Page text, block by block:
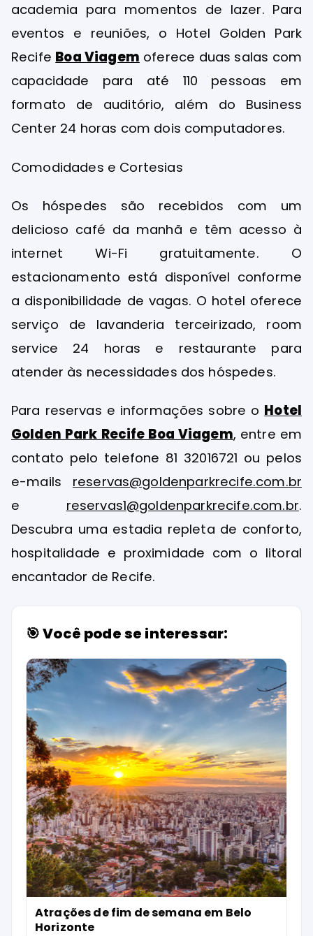
academia para momentos de lazer. Para
eventos e reuniões, o Hotel Golden Park
Recife Boa Viagem oferece duas salas com
capacidade para até 110 pessoas em
formato de auditório, além do Business
Center 24 horas com dois computadores.
Comodidades e Cortesias
Os hóspedes são recebidos com um
delicioso café da manhã e têm acesso à
internet Wi-Fi gratuitamente. O
estacionamento está disponível conforme
a disponibilidade de vagas. O hotel oferece
serviço de lavanderia terceirizado, room
service 24 horas e restaurante para
atender às necessidades dos hóspedes.
Para reservas e informações sobre o Hotel
Golden Park Recife Boa Viagem, entre em
contato pelo telefone 81 32016721 ou pelos
e-mails reservas@goldenparkrecife.com.br
e reservas1@goldenparkrecife.com.br.
Descubra uma estadia repleta de conforto,
hospitalidade e proximidade com o litoral
encantador de Recife.
🎯 Você pode se interessar:
Atrações de fim de semana em Belo
Horizonte